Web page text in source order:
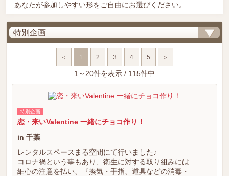
あなたが参加しやすい形をご自由にお選びください。
＜ 1 2 3 4 5 ＞
1～20件を表示 / 115件中
特別企画
恋・来いValentine 一緒にチョコ作り！
in 千葉
レンタルスペースまる空間にて行いました♪
コロナ禍という事もあり、衛生に対する取り組みには
細心の注意を払い、『換気・手指、道具などの消毒・